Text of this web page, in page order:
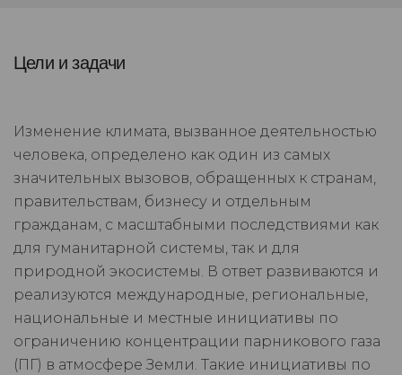
Цели и задачи
Изменение климата, вызванное деятельностью
человека, определено как один из самых
значительных вызовов, обращенных к странам,
правительствам, бизнесу и отдельным
гражданам, с масштабными последствиями как
для гуманитарной системы, так и для
природной экосистемы. В ответ развиваются и
реализуются международные, региональные,
национальные и местные инициативы по
ограничению концентрации парникового газа
(ПГ) в атмосфере Земли. Такие инициативы по